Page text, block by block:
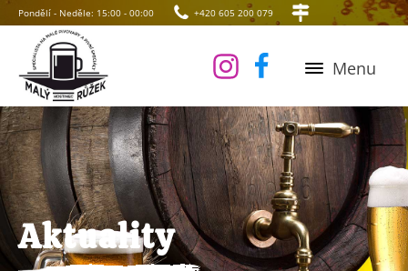
Pondělí - Neděle: 15:00 - 00:00 +420 605 200 079
Menu
Aktuality